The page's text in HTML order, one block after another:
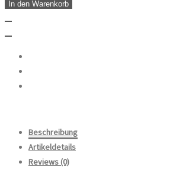
In den Warenkorb
Beschreibung
Artikeldetails
Reviews (0)